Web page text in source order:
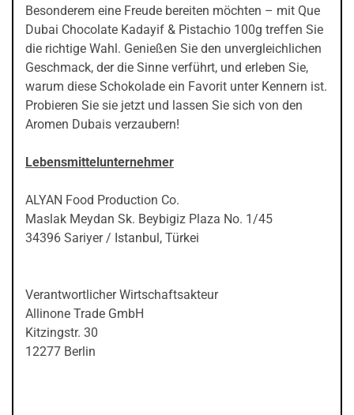
Besonderem eine Freude bereiten möchten – mit Que
Dubai Chocolate Kadayif & Pistachio 100g treffen Sie
die richtige Wahl. Genießen Sie den unvergleichlichen
Geschmack, der die Sinne verführt, und erleben Sie,
warum diese Schokolade ein Favorit unter Kennern ist.
Probieren Sie sie jetzt und lassen Sie sich von den
Aromen Dubais verzaubern!
Lebensmittelunternehmer
ALYAN Food Production Co.
Maslak Meydan Sk. Beybigiz Plaza No. 1/45
34396 Sariyer / Istanbul, Türkei
Verantwortlicher Wirtschaftsakteur
Allinone Trade GmbH
Kitzingstr. 30
12277 Berlin